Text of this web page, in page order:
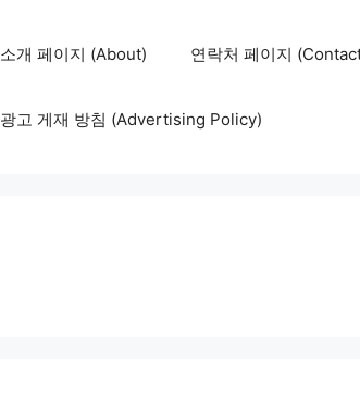
소개 페이지 (About) 연락처 페이지
광고 게재 방침 (Advertising Policy)